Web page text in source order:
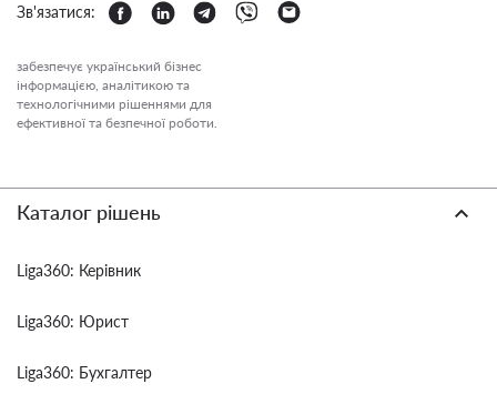
Зв'язатися:
забезпечує український бізнес
інформацією, аналітикою та
технологічними рішеннями для
ефективної та безпечної роботи.
Каталог рішень
Liga360: Керівник
Liga360: Юрист
Liga360: Бухгалтер